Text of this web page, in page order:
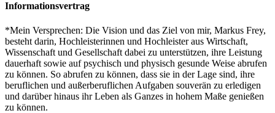
Informationsvertrag
*Mein Versprechen: Die Vision und das Ziel von mir, Markus Frey,
besteht darin, Hochleisterinnen und Hochleister aus Wirtschaft,
Wissenschaft und Gesellschaft dabei zu unterstützen, ihre Leistung
dauerhaft sowie auf psychisch und physisch gesunde Weise abrufen
zu können. So abrufen zu können, dass sie in der Lage sind, ihre
beruflichen und außerberuflichen Aufgaben souverän zu erledigen
und darüber hinaus ihr Leben als Ganzes in hohem Maße genießen
zu können.